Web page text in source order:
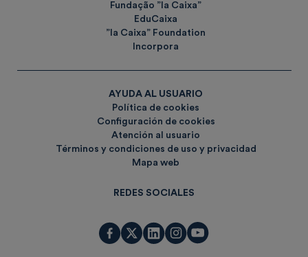
Fundação ”la Caixa”
EduCaixa
”la Caixa” Foundation
Incorpora
AYUDA AL USUARIO
Política de cookies
Configuración de cookies
Atención al usuario
Términos y condiciones de uso y privacidad
Mapa web
REDES SOCIALES